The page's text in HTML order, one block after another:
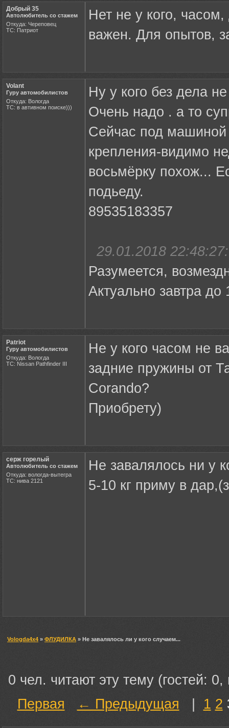
Добрый 35
Автолюбитель со стажем
Откуда: Череповец
ТС: Патриот
Нет не у кого,
важен. Для опытов,
Volant
Гуру автомобилистов
Откуда: Вологда
ТС: в автивном поиске)))
Ну у кого без дела
Очень надо . а то
Сейчас под машиной
крепления-видимо
восьмёрку похож...
подьеду.
89535183357
29.01.2018 22:48:27:
Разумеется,
Актуально завтра
Patriot
Гуру автомобилистов
Откуда: Вологда
ТС: Nissan Pathfinder III
Не у кого часом не
задние пружины от
Corando?
Приобрету)
серж горелый
Автолюбитель со стажем
Откуда: вологда-вытегра
ТС: нива 2121
Не завалялось ни у
5-10 кг приму в
Vologda4x4 » ФЛУДИЛКА » Не завалялось ли у кого случаем...
0 чел. читают эту тему (гостей:
Первая
← Предыдущая 1 2